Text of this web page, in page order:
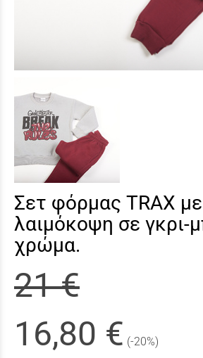
Σετ φόρμας TRAX με
λαιμόκοψη σε γκρι-
χρώμα.
21 €
16,80 € (-20%)